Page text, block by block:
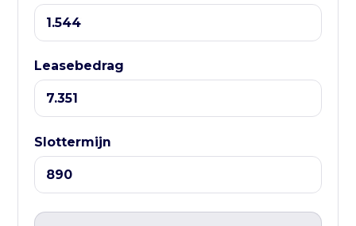
📧 E-mail:
info@gebruikteauto.nl
🏢 KvK:
02092618
⏰ Openingstijden:
Ma t/m Vr — 10:00 tot 17:00
Liever direct contact?
Leasebedrag
Slottermijn